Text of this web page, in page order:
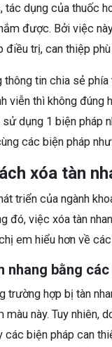
tác dụng của thuốc
được. Bởi việc
điều trị, can thiệp phù
thông tin chia sẻ
viễn thì không
sử dụng 1 biện pháp
các biện pháp
xóa tàn
triển của ngành
đó, việc xóa tàn
em hiểu hơn về
nhang bằng
trường hợp bị tàn
màu này. Tuy nhiên,
các biện pháp can